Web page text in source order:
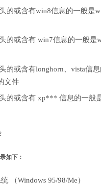
的或含有win8信息的一般是
的或含有 win7信息的一般是
的或含有longhorn、vista信
文件
的或含有 xp*** 信息的一般
如下：
（Windows 95/98/Me）